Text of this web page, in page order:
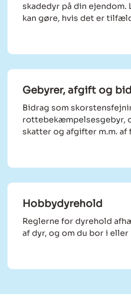
skadedyr på din ejendom.
kan gøre, hvis det er
Gebyrer, afgift og
Bidrag som
rottebekæmpelsesgebyr,
skatter og afgifter m.m. af
Hobbydyrehold
Reglerne for dyrehold
af dyr, og om du bor i eller